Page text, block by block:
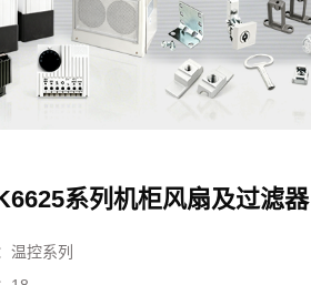
系列机柜风扇及过滤器
温控系列